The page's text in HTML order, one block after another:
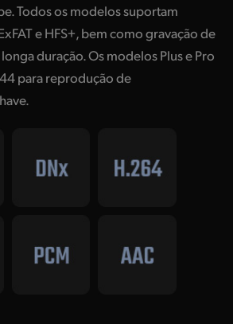
Todos os modelos suportam
e HFS+, bem como gravação de
duração. Os modelos Plus e Pro
para reprodução de